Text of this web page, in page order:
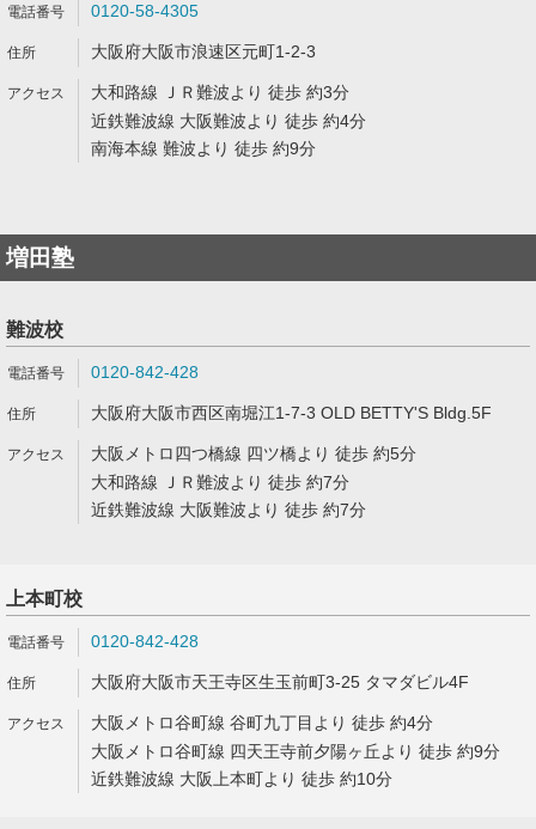
0120-58-4305
大阪府大阪市浪速区元町1-2-3
大和路線 ＪＲ難波より 徒歩 約3分
近鉄難波線 大阪難波より 徒歩 約4分
南海本線 難波より 徒歩 約9分
増田塾
難波校
0120-842-428
大阪府大阪市西区南堀江1-7-3 OLD BETTY'S Bldg.5F
大阪メトロ四つ橋線 四ツ橋より 徒歩 約5分
大和路線 ＪＲ難波より 徒歩 約7分
近鉄難波線 大阪難波より 徒歩 約7分
上本町校
0120-842-428
大阪府大阪市天王寺区生玉前町3-25 タマダビル4F
大阪メトロ谷町線 谷町九丁目より 徒歩 約4分
大阪メトロ谷町線 四天王寺前夕陽ヶ丘より 徒歩 約9分
近鉄難波線 大阪上本町より 徒歩 約10分